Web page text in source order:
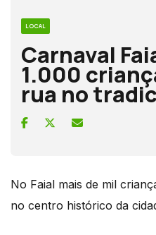
LOCAL
Carnaval
1.000
rua no
No Faial mais de mil
no centro histórico da